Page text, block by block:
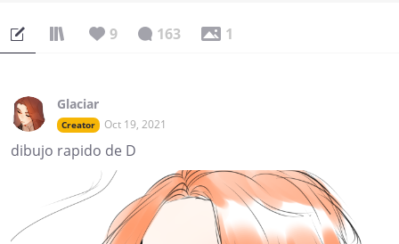
9 163 1
Glaciar
Creator Oct 19, 2021
dibujo rapido de D